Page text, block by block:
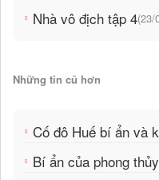
Nhà vô địch tập 4(23/
Những tin cũ hơn
Cố đô Huế bí ẩn và
Bí ẩn của phong thủy